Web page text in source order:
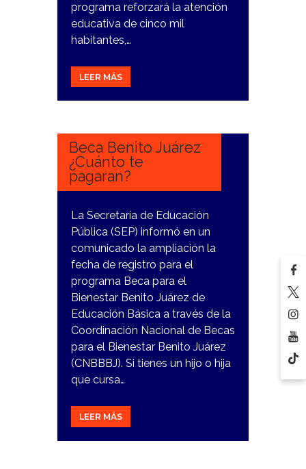
programa reforzará la atención
educativa de cinco mil
habitantes,…
LEER MÁS
3
Beca Benito Juárez
¿Cuánto te
pagaran?
La Secretaría de Educación
Pública (SEP) informó en un
comunicado la ampliación la
fecha de registro para el
programa Beca para el
Bienestar Benito Juárez de
Educación Básica a través de la
Coordinación Nacional de Becas
para el Bienestar Benito Juárez
(CNBBBJ). Si tienes un hijo o hija
que cursa…
LEER MÁS
5